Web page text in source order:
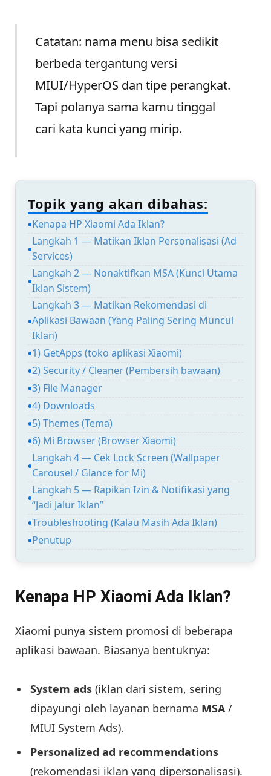
Catatan: nama menu bisa sedikit
berbeda tergantung versi
MIUI/HyperOS dan tipe perangkat.
Tapi polanya sama kamu tinggal
cari kata kunci yang mirip.
Topik yang akan dibahas:
Kenapa HP Xiaomi Ada Iklan?
Langkah 1 — Matikan Iklan Personalisasi (Ad
Services)
Langkah 2 — Nonaktifkan MSA (Kunci Utama
Iklan Sistem)
Langkah 3 — Matikan Rekomendasi di
Aplikasi Bawaan (Yang Paling Sering Muncul
Iklan)
1) GetApps (toko aplikasi Xiaomi)
2) Security / Cleaner (Pembersih bawaan)
3) File Manager
4) Downloads
5) Themes (Tema)
6) Mi Browser (Browser Xiaomi)
Langkah 4 — Cek Lock Screen (Wallpaper
Carousel / Glance for Mi)
Langkah 5 — Rapikan Izin & Notifikasi yang
“Jadi Jalur Iklan”
Troubleshooting (Kalau Masih Ada Iklan)
Penutup
Kenapa HP Xiaomi Ada Iklan?
Xiaomi punya sistem promosi di beberapa
aplikasi bawaan. Biasanya bentuknya:
System ads (iklan dari sistem, sering
dipayungi oleh layanan bernama MSA/
MIUI System Ads).
Personalized ad recommendations
(rekomendasi iklan yang dipersonalisasi).